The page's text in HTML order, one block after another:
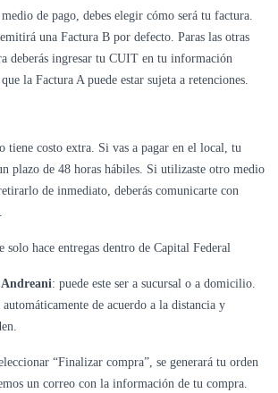
de pago, debes elegir cómo será tu factura.
una Factura B por defecto. Paras las otras
deberás ingresar tu CUIT en tu información
la Factura A puede estar sujeta a retenciones.
tiene costo extra. Si vas a pagar en el local, tu
plazo de 48 horas hábiles. Si utilizaste otro medio
de inmediato, deberás comunicarte con
solo hace entregas dentro de Capital Federal
: puede este ser a sucursal o a domicilio.
de acuerdo a la distancia y
“Finalizar compra”, se generará tu orden
un correo con la información de tu compra.